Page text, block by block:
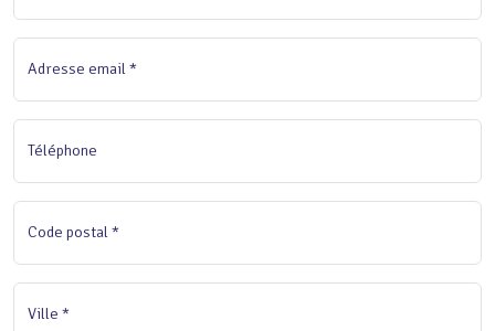
Adresse email *
Téléphone
Code postal *
Ville *